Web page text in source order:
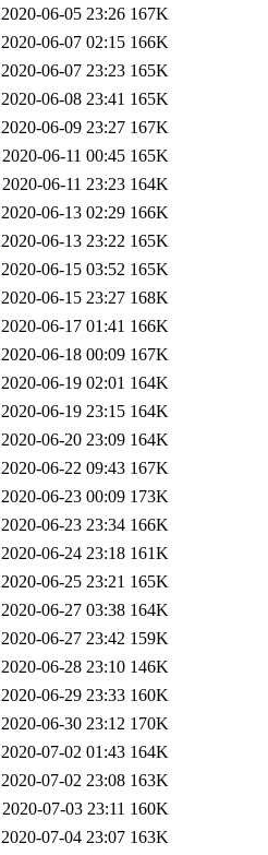
2020-06-05 23:26 167K
2020-06-07 02:15 166K
2020-06-07 23:23 165K
2020-06-08 23:41 165K
2020-06-09 23:27 167K
2020-06-11 00:45 165K
2020-06-11 23:23 164K
2020-06-13 02:29 166K
2020-06-13 23:22 165K
2020-06-15 03:52 165K
2020-06-15 23:27 168K
2020-06-17 01:41 166K
2020-06-18 00:09 167K
2020-06-19 02:01 164K
2020-06-19 23:15 164K
2020-06-20 23:09 164K
2020-06-22 09:43 167K
2020-06-23 00:09 173K
2020-06-23 23:34 166K
2020-06-24 23:18 161K
2020-06-25 23:21 165K
2020-06-27 03:38 164K
2020-06-27 23:42 159K
2020-06-28 23:10 146K
2020-06-29 23:33 160K
2020-06-30 23:12 170K
2020-07-02 01:43 164K
2020-07-02 23:08 163K
2020-07-03 23:11 160K
2020-07-04 23:07 163K